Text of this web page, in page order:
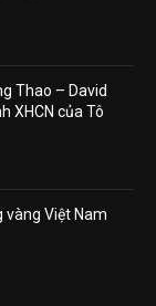
Thao – David
XHCN của Tô
vàng Việt Nam